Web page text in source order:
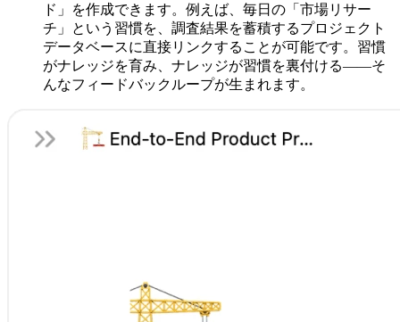
ド」を作成できます。例えば、毎日の「市場リサー
チ」という習慣を、調査結果を蓄積するプロジェクト
データベースに直接リンクすることが可能です。習慣
がナレッジを育み、ナレッジが習慣を裏付ける――そ
んなフィードバックループが生まれます。